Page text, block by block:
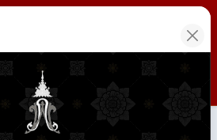
าชีพฝาง
and Community Education College